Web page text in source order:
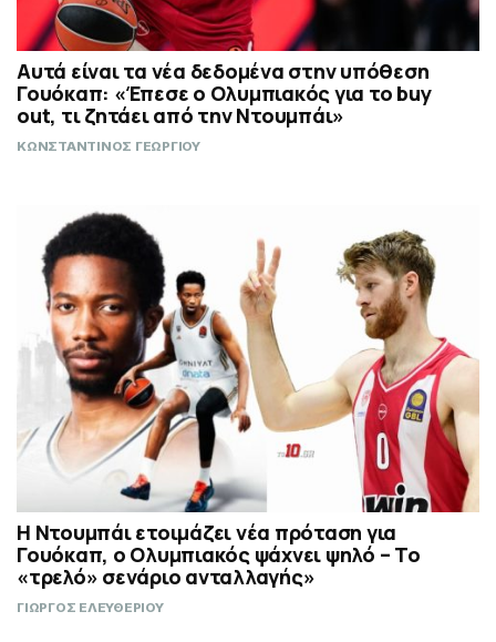
Αυτά είναι τα νέα δεδομένα στην υπόθεση
Γουόκαπ: «Έπεσε ο Ολυμπιακός για το buy
out, τι ζητάει από την Ντουμπάι»
ΚΩΝΣΤΑΝΤΙΝΟΣ ΓΕΩΡΓΙΟΥ
Η Ντουμπάι ετοιμάζει νέα πρόταση για
Γουόκαπ, ο Ολυμπιακός ψάχνει ψηλό – Το
«τρελό» σενάριο ανταλλαγής»
ΓΙΩΡΓΟΣ ΕΛΕΥΘΕΡΙΟΥ